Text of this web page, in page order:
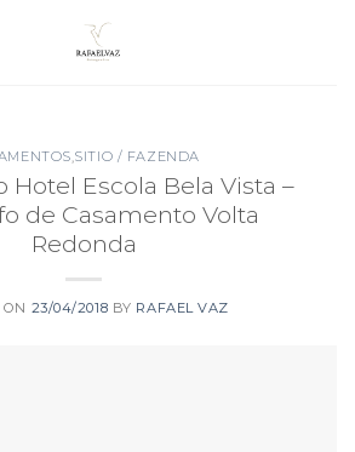
,SITIO / FAZENDA
Hotel Escola Bela Vista –
de Casamento Volta
Redonda
23/04/2018 BY RAFAEL VAZ